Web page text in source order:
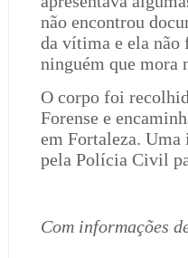
não encontrou
da vítima e ela não
ninguém que mora
O corpo foi
Forense e
em Fortaleza. Uma
pela Polícia Civil
Com informações